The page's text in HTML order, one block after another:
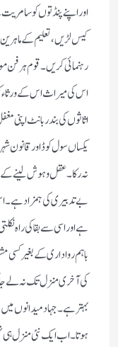
اور اپنے پنڈتوں کو
کیس لڑیں، تعلیم کے
رہنمائی کریں۔ قوم ہرفن
اس کی میراث اس کے ورثاء
اثاثوں کی بندر بانٹ اپنی
یکساں سول کوڈ اور قانون
نہ رکا۔ عقل و ہوش لینے
بےتدبیری کی ہمزاد ہے۔
ہے اور اسی سے بقا کی راہ
باہم رواداری کے بغیر
کی آخری منزل تک نہ لے
بہتر ہے۔ جہاد میدانوں
ہوتا۔ اب ایک نئی منزل